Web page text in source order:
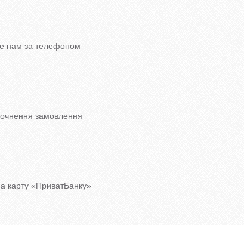
нам за телефоном
замовлення
карту «ПриватБанку»